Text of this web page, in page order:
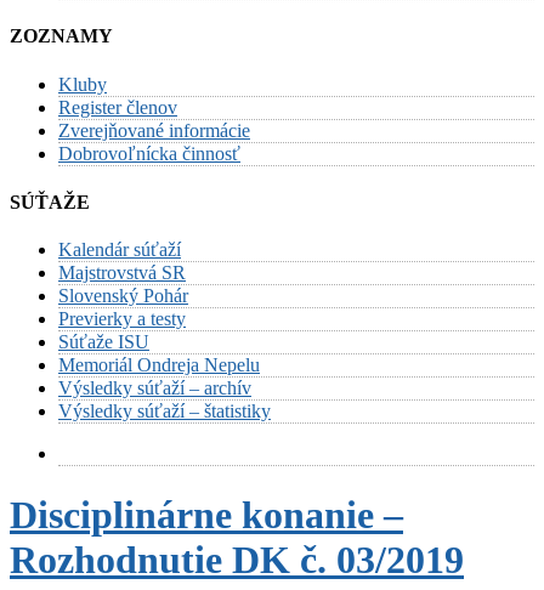
ZOZNAMY
Kluby
Register členov
Zverejňované informácie
Dobrovoľnícka činnosť
SÚŤAŽE
Kalendár súťaží
Majstrovstvá SR
Slovenský Pohár
Previerky a testy
Súťaže ISU
Memoriál Ondreja Nepelu
Výsledky súťaží – archív
Výsledky súťaží – štatistiky
Disciplinárne konanie –
Rozhodnutie DK č. 03/2019